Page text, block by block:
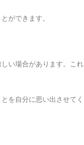
ができます。
い場合があります。これ
を自分に思い出させてく